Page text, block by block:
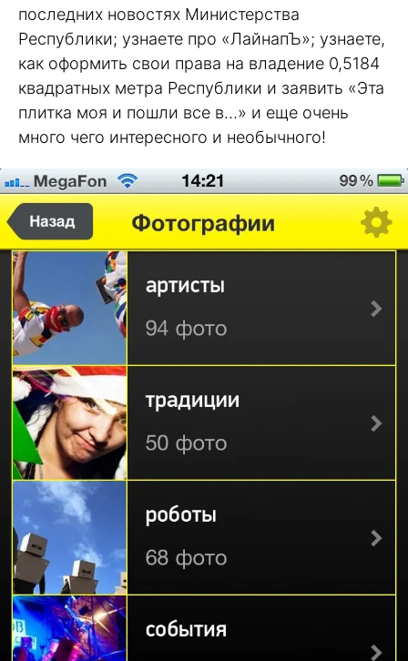
последних новостях Министерства
Республики; узнаете про «ЛайнапЪ»; узнаете,
как оформить свои права на владение 0,5184
квадратных метра Республики и заявить «Эта
плитка моя и пошли все в…» и еще очень
много чего интересного и необычного!